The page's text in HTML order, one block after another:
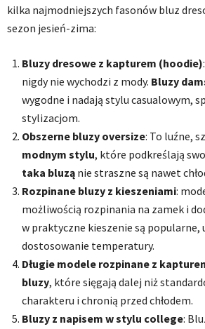
kilka najmodniejszych fasonów bluz
sezon jesień-zima:
Bluzy dresowe z kapturem (hoodie)
nigdy nie wychodzi z mody. Bluzy
wygodne i nadają stylu casualowym,
stylizacjom.
Obszerne bluzy oversize: To luźne,
modnym stylu, które podkreślają
taka bluzą nie straszne są nawet
Rozpinane bluzy z kieszeniami:
możliwością rozpinania na zamek i
w praktyczne kieszenie są popularne,
dostosowanie temperatury.
Długie modele rozpinane z
bluzy, które sięgają dalej niż
charakteru i chronią przed chłodem.
Bluzy z napisem w stylu college: